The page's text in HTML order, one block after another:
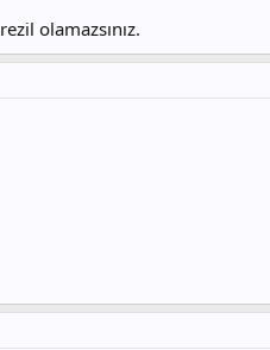
olamazsınız.